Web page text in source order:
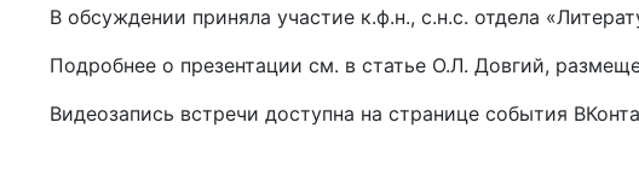
В обсуждении приняла участие к.ф.н., с.н.с. отдела
Подробнее о презентации см. в статье О.Л. Довгий,
Видеозапись встречи доступна на странице события